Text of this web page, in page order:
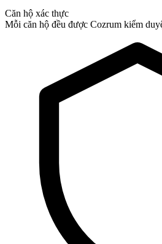
Căn hộ xác thực
Mỗi căn hộ đều được Cozrum kiểm